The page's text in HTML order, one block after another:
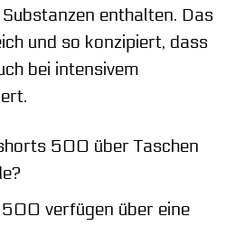
enthalten. Das
und so konzipiert, dass
bei intensivem
500 über Taschen
verfügen über eine